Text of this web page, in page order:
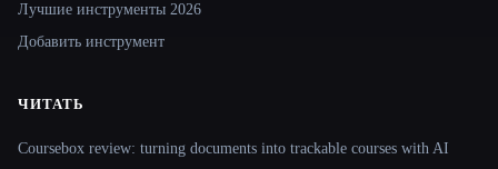
Лучшие инструменты 2026
Добавить инструмент
ЧИТАТЬ
Coursebox review: turning documents into trackable courses with AI